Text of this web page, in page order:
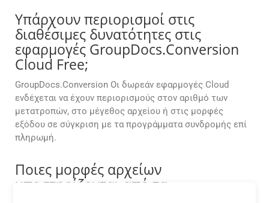
Υπάρχουν περιορισμοί στις
διαθέσιμες δυνατότητες στις
εφαρμογές GroupDocs.Conversion
Cloud Free;
GroupDocs.Conversion Οι δωρεάν εφαρμογές Cloud
ενδέχεται να έχουν περιορισμούς στον αριθμό των
μετατροπών, στο μέγεθος αρχείου ή στις μορφές
εξόδου σε σύγκριση με τα προγράμματα συνδρομής επί
πληρωμή.
Ποιες μορφές αρχείων
υποστηρίζονται από τα